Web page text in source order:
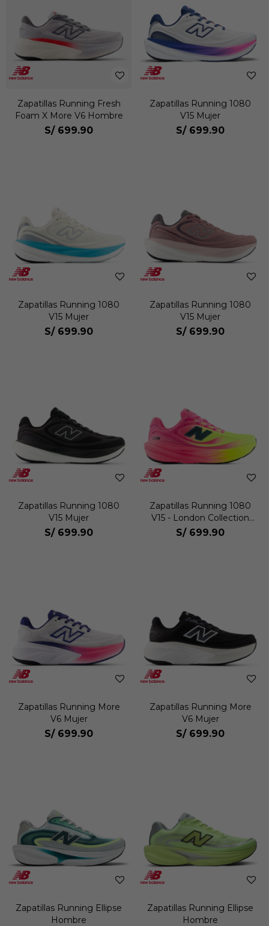
Zapatillas Running Fresh
Foam X More V6 Hombre
S/ 699.90
Zapatillas Running 1080
V15 Mujer
S/ 699.90
Zapatillas Running 1080
V15 Mujer
S/ 699.90
Zapatillas Running 1080
V15 Mujer
S/ 699.90
Zapatillas Running 1080
V15 Mujer
S/ 699.90
Zapatillas Running 1080
V15 - London Collection
Mujer
S/ 699.90
Zapatillas Running More
V6 Mujer
S/ 699.90
Zapatillas Running More
V6 Mujer
S/ 699.90
Zapatillas Running Ellipse
Hombre
Zapatillas Running Ellipse
Hombre